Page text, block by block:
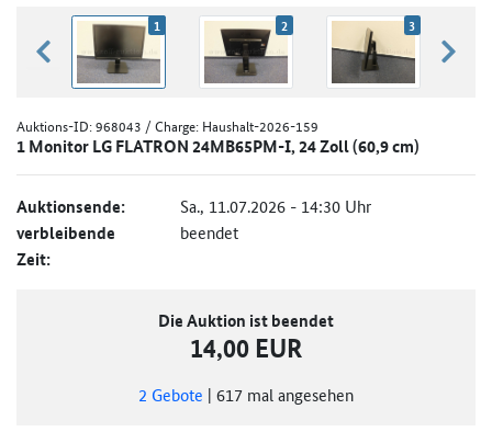
zurück blättern
1 2 3
Auktions-ID:968043 / Charge: Haushalt-2026-159
1 Monitor LG FLATRON 24MB65PM-I, 24 Zoll (60,9 cm)
Auktionsende: Sa., 11.07.2026 - 14:30 Uhr
verbleibende
Zeit:
beendet
Die Auktion ist beendet
14,00 EUR
2 Gebote | 617 mal angesehen